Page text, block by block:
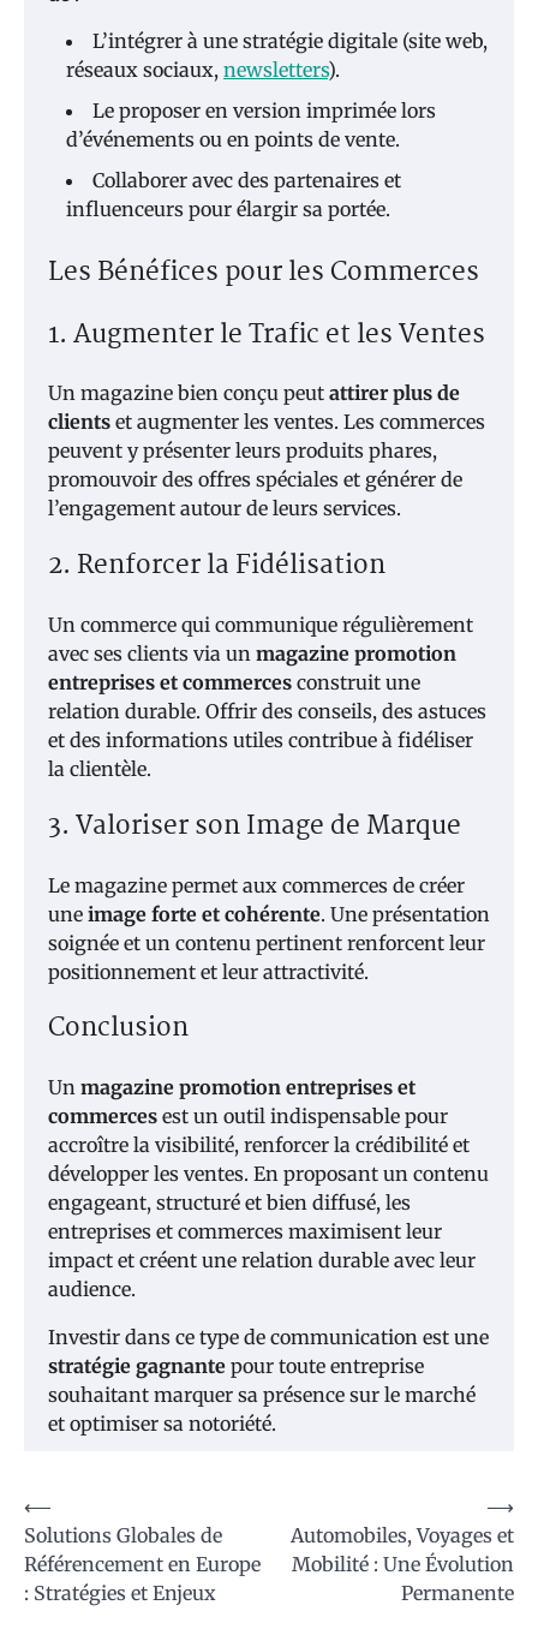
L’intégrer à une stratégie digitale (site web,
réseaux sociaux, newsletters).
Le proposer en version imprimée lors
d’événements ou en points de vente.
Collaborer avec des partenaires et
influenceurs pour élargir sa portée.
Les Bénéfices pour les Commerces
1. Augmenter le Trafic et les Ventes
Un magazine bien conçu peut attirer plus de
clients et augmenter les ventes. Les commerces
peuvent y présenter leurs produits phares,
promouvoir des offres spéciales et générer de
l’engagement autour de leurs services.
2. Renforcer la Fidélisation
Un commerce qui communique régulièrement
avec ses clients via un magazine promotion
entreprises et commerces construit une
relation durable. Offrir des conseils, des astuces
et des informations utiles contribue à fidéliser
la clientèle.
3. Valoriser son Image de Marque
Le magazine permet aux commerces de créer
une image forte et cohérente. Une présentation
soignée et un contenu pertinent renforcent leur
positionnement et leur attractivité.
Conclusion
Un magazine promotion entreprises et
commerces est un outil indispensable pour
accroître la visibilité, renforcer la crédibilité et
développer les ventes. En proposant un contenu
engageant, structuré et bien diffusé, les
entreprises et commerces maximisent leur
impact et créent une relation durable avec leur
audience.
Investir dans ce type de communication est une
stratégie gagnante pour toute entreprise
souhaitant marquer sa présence sur le marché
et optimiser sa notoriété.
Navigation
de
l’article
⟵
Solutions Globales de
Référencement en Europe
: Stratégies et Enjeux
Automobiles, Voyages et
Mobilité : Une Évolution
Permanente
⟶